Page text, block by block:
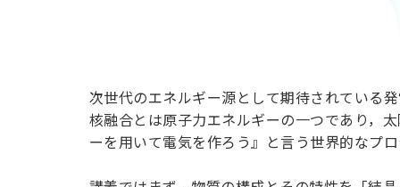
ネルギー
の可能性
次世代のエネルギー源として期待されている
核融合とは原子力エネルギーの一つであり，
ーを用いて電気を作ろう』と言う世界的なプ